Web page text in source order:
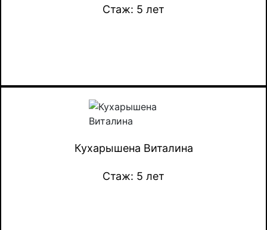
Стаж: 5 лет
Кухарышена Виталина
Стаж: 5 лет